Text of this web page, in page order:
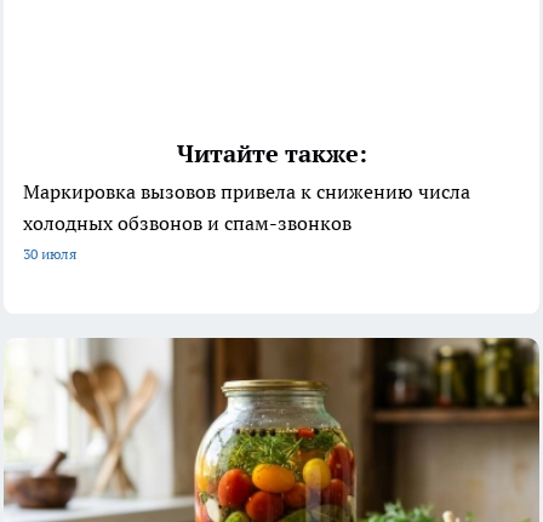
Читайте также:
Маркировка вызовов привела к снижению числа
холодных обзвонов и спам-звонков
30 июля